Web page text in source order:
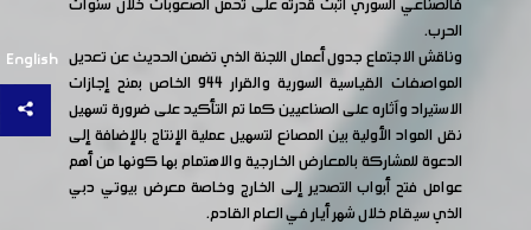
English
الحرب.
وناقش الاجتماع جدول أعمال اللجنة الذي تضمن الحديث عن تعديل
المواصفات القياسية السورية والقرار 944 الخاص بمنح إجازات
الاستيراد وآثاره على الصناعيين كما تم التأكيد على ضرورة تسهيل
نقل المواد الأولية بين المصانع لتسهيل عملية الإنتاج بالإضافة إلى
الدعوة للمشاركة بالمعارض الخارجية والاهتمام بها كونها من أهم
عوامل فتح أبواب التصدير إلى الخارج وخاصة معرض بيوتي دبي
الذي سيقام خلال شهر أيار في العام القادم.